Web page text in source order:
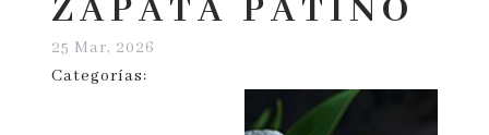
ZAPATA PATIÑO
25 Mar, 2026
Categorías: